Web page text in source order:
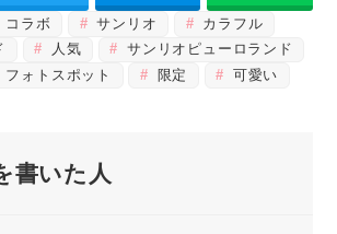
コラボ サンリオ
カラフル
人気
サンリオピューロランド
フォトスポット 限定
可愛い
書いた人